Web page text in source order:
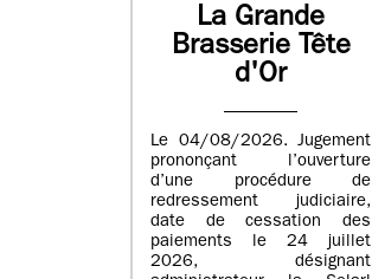
La Grande
Brasserie Tête
d'Or
Le 04/08/2026. Jugement
prononçant l’ouverture
d’une procédure de
redressement judiciaire,
date de cessation des
paiements le 24 juillet
2026, désignant